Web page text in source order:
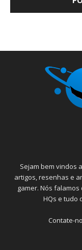
Sejam bem vindos
artigos, resenhas e
gamer. Nós
HQs e tudo
Contate-